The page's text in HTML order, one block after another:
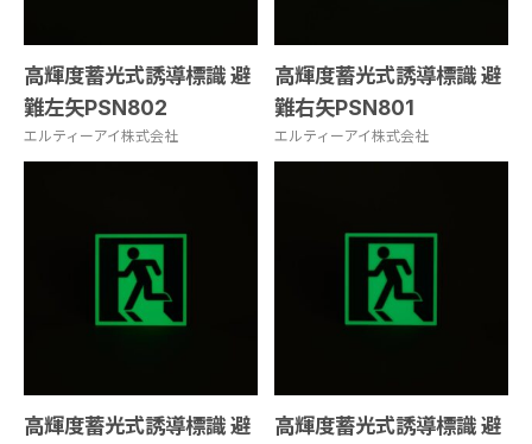
高輝度蓄光式誘導標識 避
難左矢PSN802
エルティーアイ株式会社
高輝度蓄光式誘導標識 避
難右矢PSN801
エルティーアイ株式会社
高輝度蓄光式誘導標識 避
高輝度蓄光式誘導標識 避